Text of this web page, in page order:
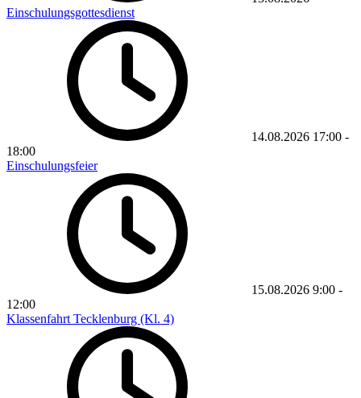
Einschulungsgottesdienst
14.08.2026 17:00 -
18:00
Einschulungsfeier
15.08.2026 9:00 -
12:00
Klassenfahrt Tecklenburg (Kl. 4)